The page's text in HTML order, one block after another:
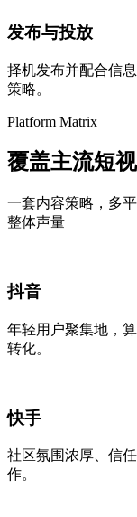
发布与投放
择机发布并配合信
策略。
Platform Matrix
覆盖主流短
一套内容策略，多
整体声量
抖音
年轻用户聚集地，
转化。
快手
社区氛围浓厚、信
作。